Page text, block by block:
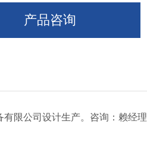
产品咨询
限公司设计生产。咨询：赖经理